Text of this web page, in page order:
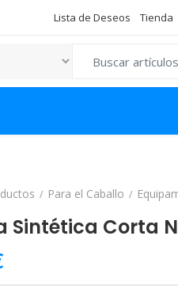
Lista de Deseos Tienda
Para el Caballo
Sintética Corta